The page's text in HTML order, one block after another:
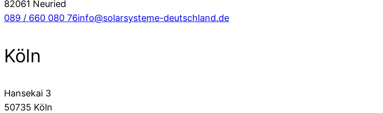
82061 Neuried
089 / 660 080 76info@solarsysteme-deutschland.de
Köln
Hansekai 3
50735 Köln